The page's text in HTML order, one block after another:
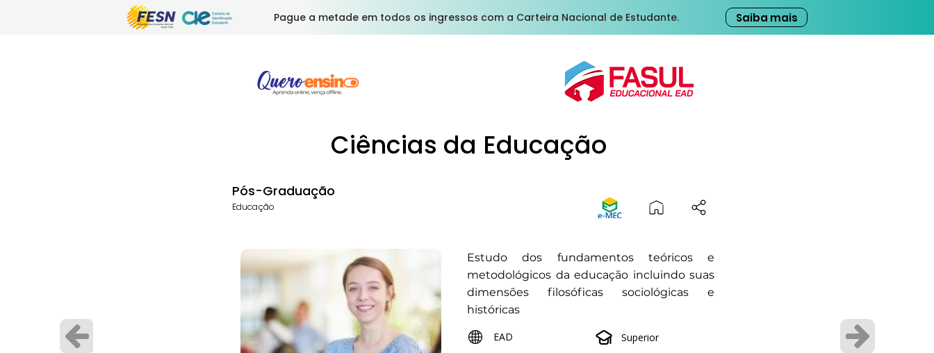
Pague a metade em todos os ingressos com a Carteira Nacional de Estudante. Saiba mais
Ciências da Educação
Pós-Graduação
Educação
Estudo dos fundamentos teóricos e
metodológicos da educação incluindo suas
dimensões filosóficas sociológicas e
históricas
EAD
Superior